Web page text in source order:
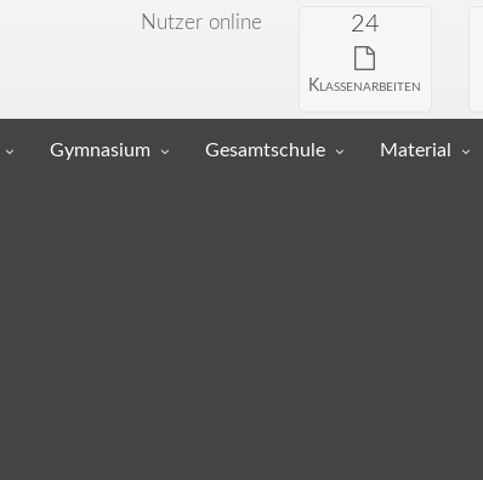
Nutzer online 24
Klassenarbeiten
Gymnasium Gesamtschule Material